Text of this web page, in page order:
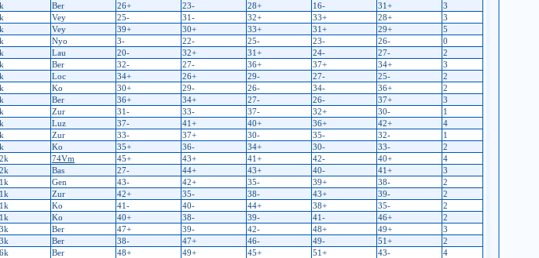
Ber 26+ 23- 28+ 16- 31+
3
Vey 25- 31- 32+ 33+ 28+
3
Vey 39+ 30+ 33+ 31+ 29+
5
Nyo 3- 22- 25- 23- 26-
0
Lau 20- 32+ 31+ 24- 27-
2
Ber 32- 27- 36+ 37+ 34+
3
Loc 34+ 26+ 29- 27- 25-
2
Ko 30+ 29- 26- 34- 36+
2
Ber 36+ 34+ 27- 26- 37+
3
Zur 31- 33- 37- 32+ 30-
1
Luz 37- 41+ 40+ 36+ 42+
4
Zur 33- 37+ 30- 35- 32-
1
Ko 35+ 36- 34+ 30- 33-
2
74Vm 45+ 43+ 41+ 42- 40+
4
Bas 27- 44+ 43+ 40- 41+
3
Gen 43- 42+ 35- 39+ 38-
2
Zur 42+ 35- 38- 43+ 39-
2
Ko 41- 40- 44+ 38+ 35-
2
Ko 40+ 38- 39- 41- 46+
2
Ber 47+ 39- 42- 48+ 49+
3
Ber 38- 47+ 46- 49- 51+
2
Ber 48+ 49+ 45+ 51+ 43-
4